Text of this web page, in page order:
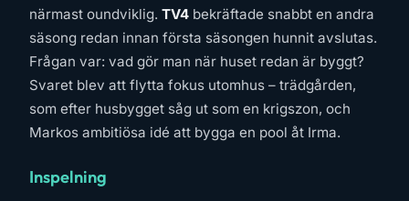
närmast oundviklig. TV4 bekräftade snabbt en andra
säsong redan innan första säsongen hunnit avslutas.
Frågan var: vad gör man när huset redan är byggt?
Svaret blev att flytta fokus utomhus – trädgården,
som efter husbygget såg ut som en krigszon, och
Markos ambitiösa idé att bygga en pool åt Irma.
Inspelning